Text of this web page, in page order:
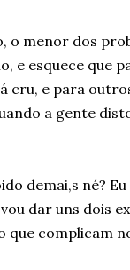
o menor dos
e esquece que
cru, e para
a gente
demai,s né?
dar uns dois
complicam